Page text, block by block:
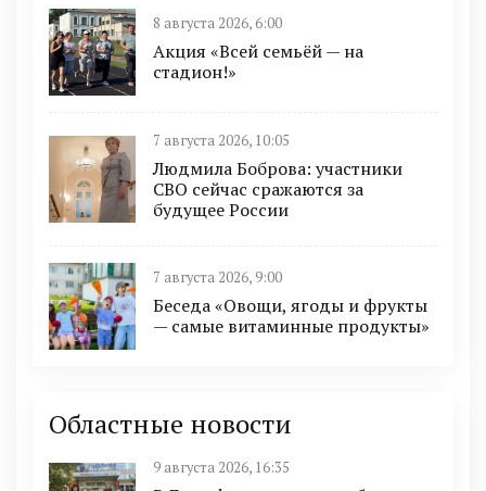
8 августа 2026, 6:00
Акция «Всей семьёй — на
стадион!»
7 августа 2026, 10:05
Людмила Боброва: участники
СВО сейчас сражаются за
будущее России
7 августа 2026, 9:00
Беседа «Овощи, ягоды и фрукты
— самые витаминные продукты»
Областные новости
9 августа 2026, 16:35